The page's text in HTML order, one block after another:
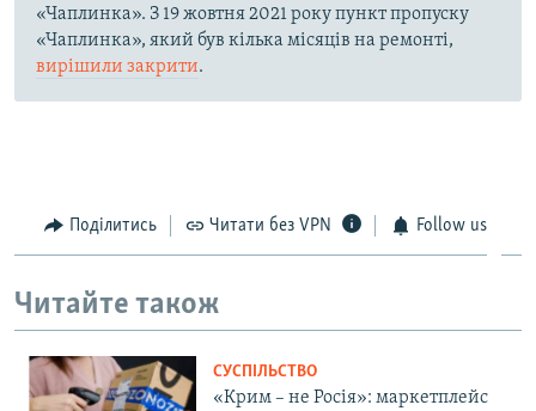
«Чаплинка». З 19 жовтня 2021 року пункт пропуску
«Чаплинка», який був кілька місяців на ремонті,
вирішили закрити.
Поділитись Читати без VPN Follow us
Читайте також
СУСПІЛЬСТВО
«Крим – не Росія»: маркетплейс